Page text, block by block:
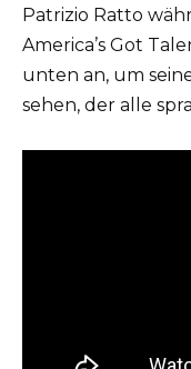
Patrizio Ratto
America’s Got
unten an, um
sehen, der alle